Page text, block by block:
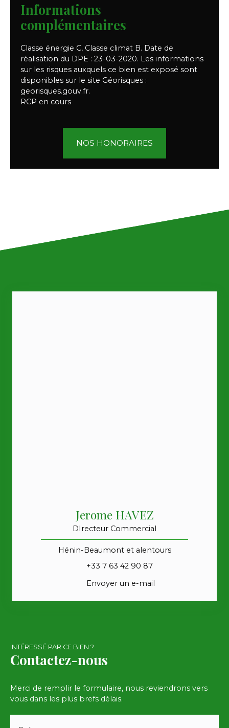
Informations
complémentaires
Classe énergie C, Classe climat B. Date de
réalisation du DPE : 23-03-2020. Les informations
sur les risques auxquels ce bien est exposé sont
disponibles sur le site Géorisques :
georisques.gouv.fr.
RCP en cours
NOS HONORAIRES
Jerome HAVEZ
DIrecteur Commercial
Hénin-Beaumont et alentours
+33 7 63 42 90 87
Envoyer un e-mail
INTÉRESSÉ PAR CE BIEN ?
Contactez-nous
Merci de remplir le formulaire, nous reviendrons vers
vous dans les plus brefs délais.